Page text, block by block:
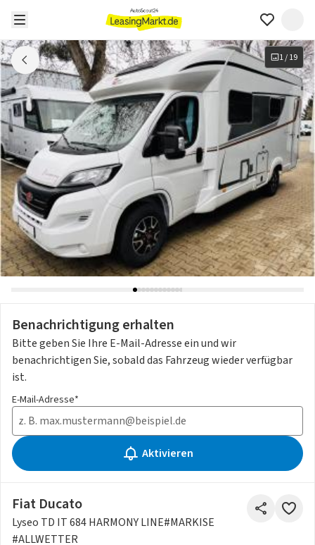
1/19
Benachrichtigung erhalten
Bitte geben Sie Ihre E-Mail-Adresse ein und wir
benachrichtigen Sie, sobald das Fahrzeug wieder verfügbar
ist.
E-Mail-Adresse*
Aktivieren
Fiat Ducato
Lyseo TD IT 684 HARMONY LINE#MARKISE
#ALLWETTER